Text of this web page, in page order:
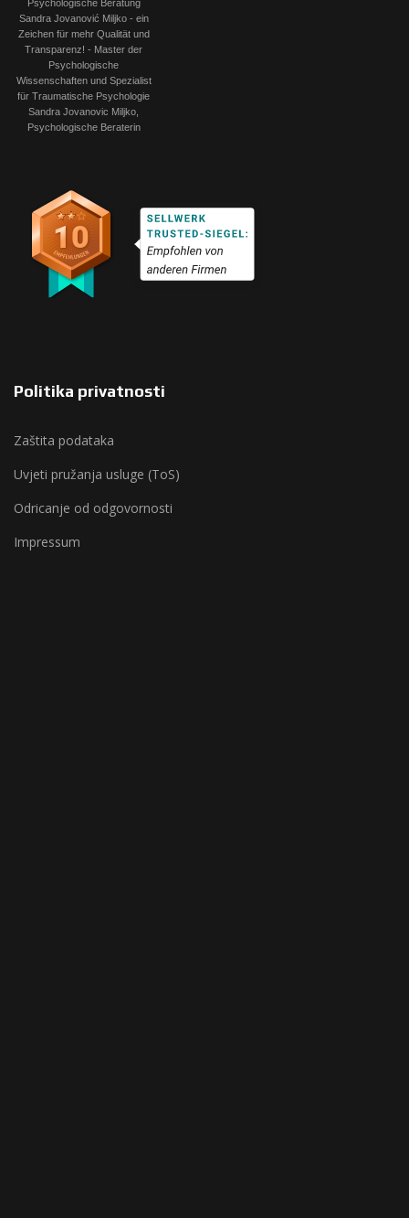
Politika privatnosti
Zaštita podataka
Uvjeti pružanja usluge (ToS)
Odricanje od odgovornosti
Impressum